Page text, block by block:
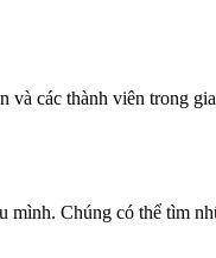
các thành viên trong
Chúng có thể tìm